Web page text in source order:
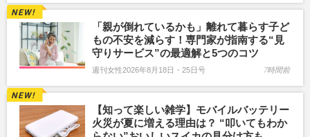
「親が倒れているかも」離れて暮らす子ど
もの不安を減らす！専門家が指南する“見
守りサービス”の最適解と5つのコツ
週刊女性2026年8月18日・25日号 7時間前
【知って楽しい雑学】モバイルバッテリー
火災が夏に増える理由は？ “叩いてもわか